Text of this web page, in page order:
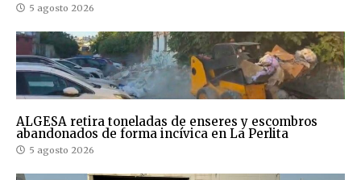
5 agosto 2026
ALGESA retira toneladas de enseres y escombros
abandonados de forma incívica en La Perlita
5 agosto 2026